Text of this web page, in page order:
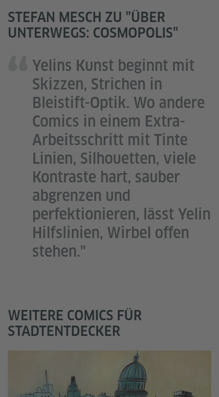
STEFAN MESCH ZU "ÜBER
UNTERWEGS: COSMOPOLIS"
Yelins Kunst beginnt mit
Skizzen, Strichen in
Bleistift-Optik. Wo andere
Comics in einem Extra-
Arbeitsschritt mit Tinte
Linien, Silhouetten, viele
Kontraste hart, sauber
abgrenzen und
perfektionieren, lässt Yelin
Hilfslinien, Wirbel offen
stehen."
WEITERE COMICS FÜR
STADTENTDECKER